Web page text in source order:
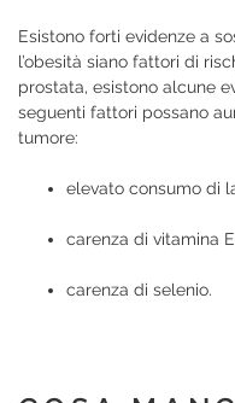
Esistono forti evidenze a
l’obesità siano fattori di
prostata, esistono alcune
seguenti fattori possano
tumore:
elevato consumo di
carenza di vitamina E
carenza di selenio.